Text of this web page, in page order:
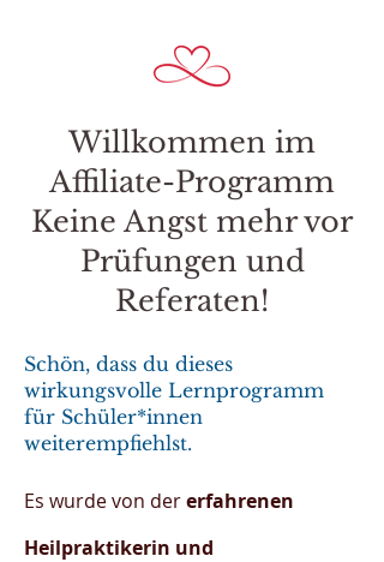
​Willkommen im
Affiliate-Programm
Keine Angst mehr vor
Prüfungen und
Referaten!
Schön, dass du dieses
wirkungsvolle Lernprogramm
für Schüler*innen
weiterempfiehlst.
Es wurde von dererfahrenen
Heilpraktikerin und